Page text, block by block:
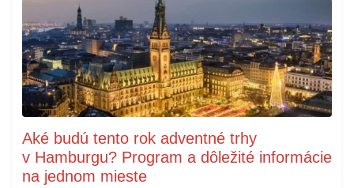
Aké budú tento rok adventné trhy
v Hamburgu? Program a dôležité informácie
na jednom mieste